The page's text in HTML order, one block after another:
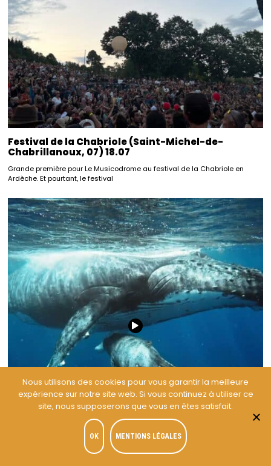
Festival de la Chabriole (Saint-Michel-de-
Chabrillanoux, 07) 18.07
Grande première pour Le Musicodrome au festival de la Chabriole en
Ardèche. Et pourtant, le festival
Nous utilisons des cookies pour vous garantir la meilleure
expérience sur notre site web. Si vous continuez à utiliser ce
site, nous supposerons que vous en êtes satisfait.
OK MENTIONS LÉGALES